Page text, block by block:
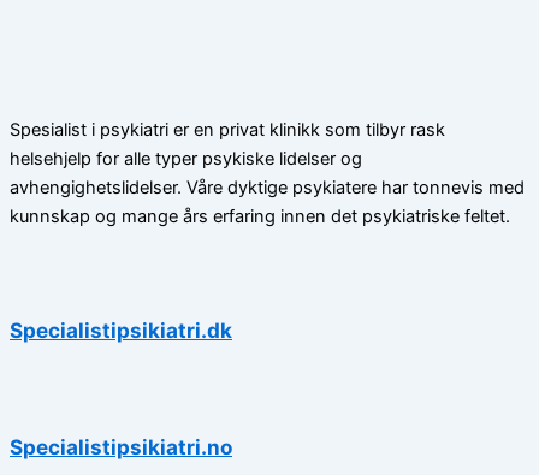
Spesialist i psykiatri er en privat klinikk som tilbyr rask
helsehjelp for alle typer psykiske lidelser og
avhengighetslidelser. Våre dyktige psykiatere har tonnevis med
kunnskap og mange års erfaring innen det psykiatriske feltet.
Specialistipsikiatri.dk
Specialistipsikiatri.no